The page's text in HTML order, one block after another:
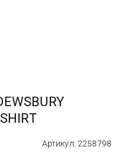
Артикул: 2258798